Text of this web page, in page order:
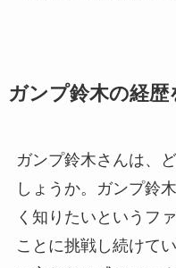
ガンプ鈴木の経歴
ガンプ鈴木さんは、
しょうか。ガンプ鈴
く知りたいというフ
ことに挑戦し続けて